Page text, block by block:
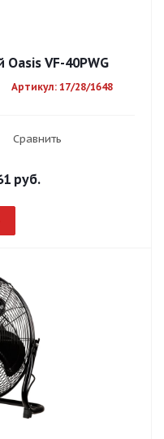
VF-40PWG
Артикул: 17/28/1648
Сравнить
руб.